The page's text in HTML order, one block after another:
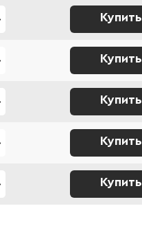
Купить
Купить
Купить
Купить
Купить